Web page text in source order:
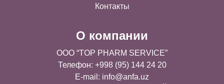
Контакты
О компании
OOO “TOP PHARM SERVICE”
Телефон: +998 (95) 144 24 20
E-mail: info@anfa.uz